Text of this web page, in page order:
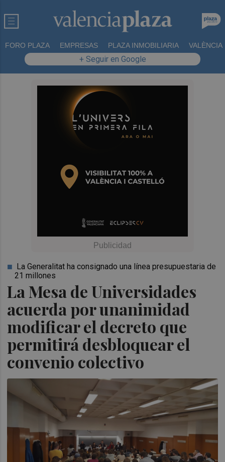
FORO PLAZA EMPRESAS PLAZA INMOBILIARIA VALÈNCIA
+ Seguir en Google
La Mesa de Universidades
acuerda por unanimidad
modificar el decreto que
permitirá desbloquear el
convenio colectivo
La Generalitat ha consignado una línea presupuestaria de
21 millones